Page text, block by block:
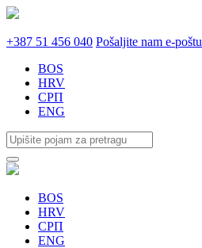
+387 51 456 040 Pošaljite nam e-poštu
BOS
HRV
СРП
ENG
BOS
HRV
СРП
ENG